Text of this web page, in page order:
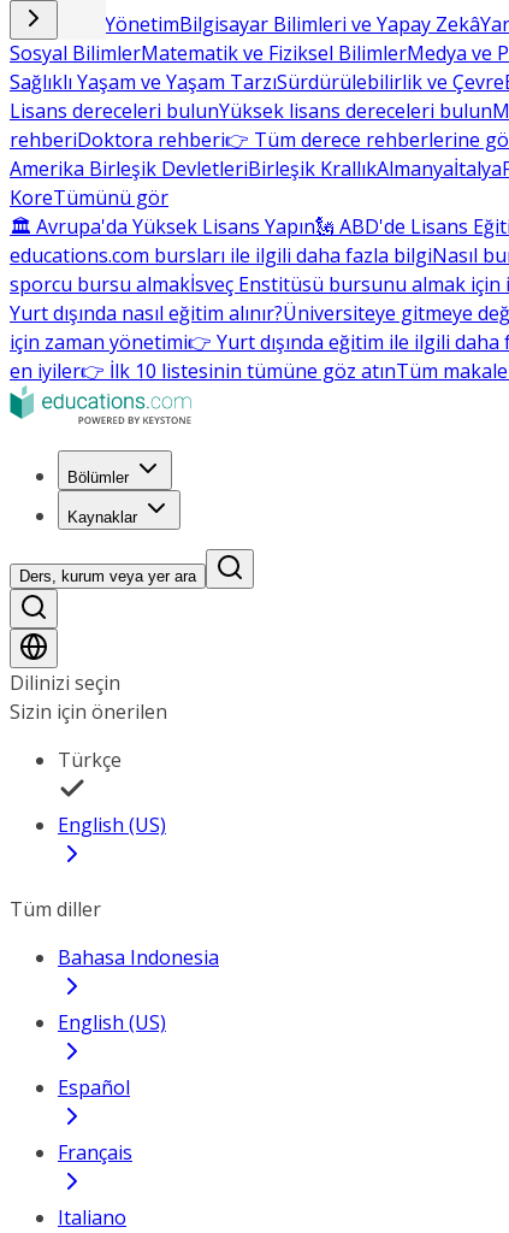
İşletme ve YönetimBilgisayar Bilimleri ve Yapay Zekâ
Sosyal BilimlerMatematik ve Fiziksel BilimlerMedya ve
Sağlıklı Yaşam ve Yaşam TarzıSürdürülebilirlik ve Çevre
Lisans dereceleri bulunYüksek lisans dereceleri bulun
rehberiDoktora rehberi👉 Tüm derece rehberlerine
Amerika Birleşik DevletleriBirleşik KrallıkAlmanyaİtalya
KoreTümünü gör
🏛 Avrupa'da Yüksek Lisans Yapın🗽 ABD'de Lisans
educations.com bursları ile ilgili daha fazla bilgiNasıl
sporcu bursu almakİsveç Enstitüsü bursunu almak için
Yurt dışında nasıl eğitim alınır?Üniversiteye gitmeye
için zaman yönetimi👉 Yurt dışında eğitim ile ilgili daha
en iyiler👉 İlk 10 listesinin tümüne göz atınTüm
Bölümler
Kaynaklar
Ders, kurum veya yer ara
Dilinizi seçin
Sizin için önerilen
Türkçe
English (US)
Tüm diller
Bahasa Indonesia
English (US)
Español
Français
Italiano